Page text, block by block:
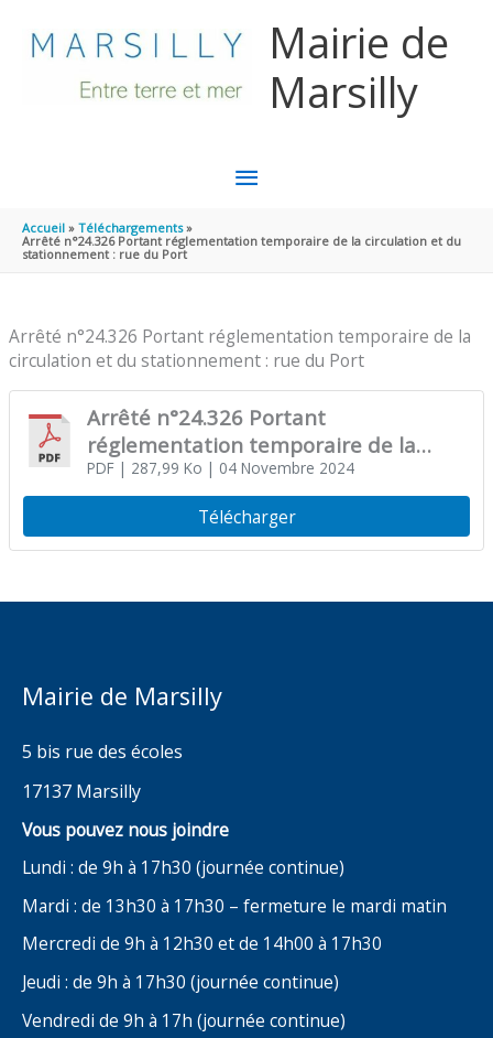
Mairie de
Marsilly
MENU
PRINCIPAL
Accueil
Téléchargements
Arrêté n°24.326 Portant réglementation temporaire de la circulation et du
stationnement : rue du Port
Arrêté n°24.326 Portant réglementation temporaire de la
circulation et du stationnement : rue du Port
Arrêté n°24.326 Portant
réglementation temporaire de la
circulation et du stationnement : rue
du Port
PDF| 287,99 Ko | 04 Novembre 2024
Télécharger
Mairie de Marsilly
5 bis rue des écoles
17137 Marsilly
Vous pouvez nous joindre
Lundi : de 9h à 17h30 (journée continue)
Mardi : de 13h30 à 17h30 – fermeture le mardi matin
Mercredi de 9h à 12h30 et de 14h00 à 17h30
Jeudi : de 9h à 17h30 (journée continue)
Vendredi de 9h à 17h (journée continue)